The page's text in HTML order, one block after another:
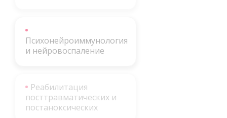
Психонейроиммунология
и нейровоспаление
Реабилитация
посттравматических и
постаноксических